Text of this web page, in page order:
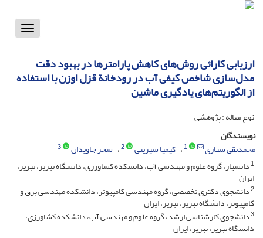
Toggle
ارزیابی کارائی روش‌های کاهش پارامترها در بهبود دقت
مدل‌سازی شاخص کیفی آب در رودخانة قزل اوزن با استفاده
از الگوریتم‌های یادگیری ماشین
نوع مقاله : پژوهشی
نویسندگان
محمدتقی ستاری
1 کیمیا شیرینی 2 سحر جاویدان
3
1دانشیار، گروه علوم و مهندسی آب، دانشکده کشاورزی، دانشگاه تبریز، تبریز،
ایران
2دانشجوی دکتری تخصصی، گروه مهندسی کامپیوتر، دانشکده مهندسی برق و
کامپیوتر، دانشگاه تبریز، تبریز، ایران
3دانشجوی کارشناسی ارشد، گروه علوم و مهندسی آب، دانشکده کشاورزی،
دانشگاه تبریز، تبریز، ایران